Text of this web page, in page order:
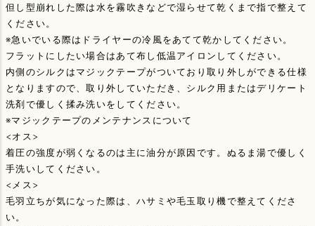
但し型崩れした際は水を霧吹きなどで湿らせて乾くまで指で整えて
ください。
※急いでいる際はドライヤーの冷風をあてて乾かしてください。
フラットにしたい場合はあて布し低温アイロンしてください。
内側のシルクはマジックテープがついており取り外しができる仕様
となりますので、取り外していただき、シルク用またはデリケート
洗剤で優しく揉み洗いをしてください。
※マジックテープのメンテナンスについて
<オス>
着圧の強度が弱くなるのは主に油分が原因です。ぬるま湯で優しく
手洗いしてください。
<メス>
毛羽立ちが気になった際は、ハサミや毛玉取り機で整えてくださ
い。